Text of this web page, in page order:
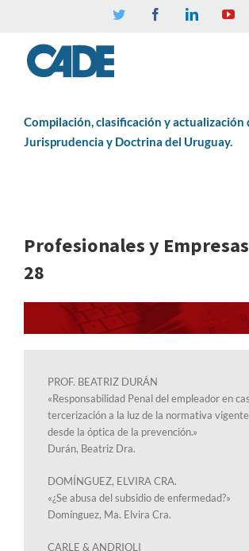
Twitter FacebookLinkedin
Compilación, clasificación y actualización
Jurisprudencia y Doctrina del Uruguay.
Profesionales y
28
PROF. BEATRIZ DURÁN
«Responsabilidad Penal del empleador en
tercerización a la luz de la normativa
desde la óptica de la prevención.»
Durán, Beatriz Dra.
DOMÍNGUEZ, ELVIRA CRA.
«¿Se abusa del subsidio de enfermedad?»
Domínguez, Ma. Elvira Cra.
CARLE & ANDRIOLI